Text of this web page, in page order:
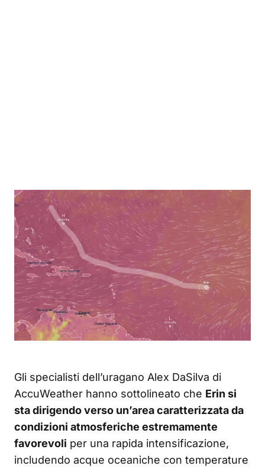
Gli specialisti dell’uragano Alex DaSilva di
AccuWeather hanno sottolineato che Erin si
sta dirigendo verso un’area caratterizzata da
condizioni atmosferiche estremamente
favorevoli per una rapida intensificazione,
includendo acque oceaniche con temperature